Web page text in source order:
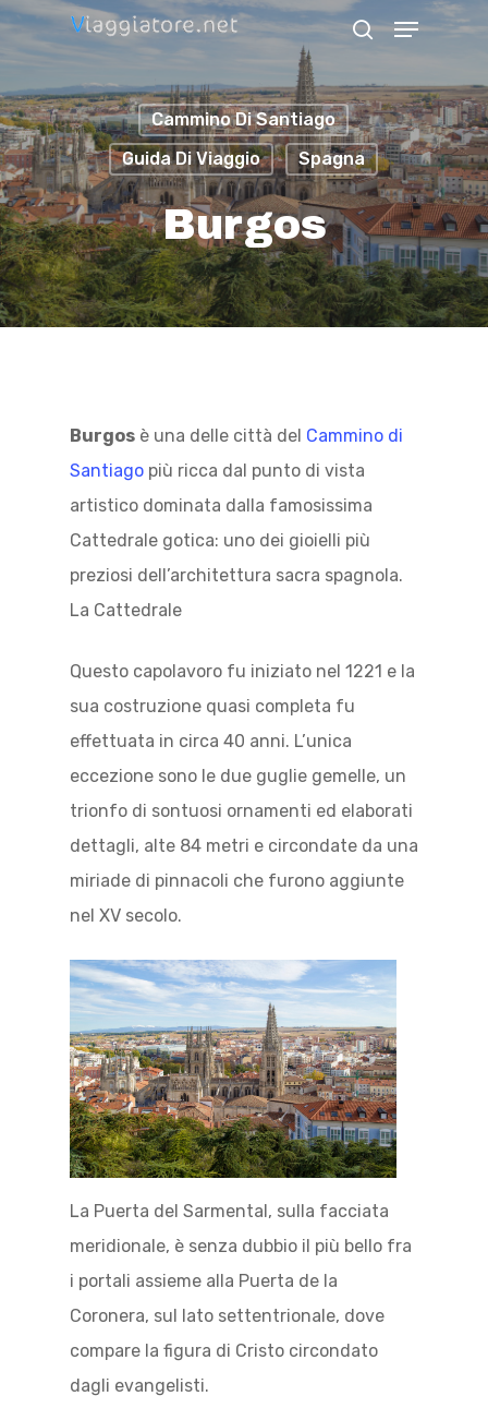
Skip
main
content
Menu
Cammino Di Santiago
Guida Di Viaggio
Spagna
Burgos
Burgos è una delle città del Cammino di
Santiago più ricca dal punto di vista
artistico dominata dalla famosissima
Cattedrale gotica: uno dei gioielli più
preziosi dell’architettura sacra spagnola.
La Cattedrale
Questo capolavoro fu iniziato nel 1221 e la
sua costruzione quasi completa fu
effettuata in circa 40 anni. L’unica
eccezione sono le due guglie gemelle, un
trionfo di sontuosi ornamenti ed elaborati
dettagli, alte 84 metri e circondate da una
miriade di pinnacoli che furono aggiunte
nel XV secolo.
La Puerta del Sarmental, sulla facciata
meridionale, è senza dubbio il più bello fra
i portali assieme alla Puerta de la
Coronera, sul lato settentrionale, dove
compare la figura di Cristo circondato
dagli evangelisti.
Menu